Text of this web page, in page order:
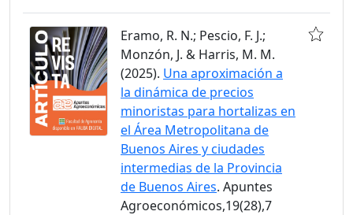
Eramo, R. N.; Pescio, F. J.;
Monzón, J. & Harris, M. M.
(2025). Una aproximación a
la dinámica de precios
minoristas para hortalizas en
el Área Metropolitana de
Buenos Aires y ciudades
intermedias de la Provincia
de Buenos Aires. Apuntes
Agroeconómicos,19(28),7